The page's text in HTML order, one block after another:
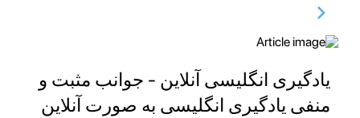
یادگیری انگلیسی آنلاین - جوانب مثبت و
منفی یادگیری انگلیسی به صورت آنلاین